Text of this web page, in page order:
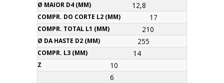
12,8
17
210
255
14
10
6